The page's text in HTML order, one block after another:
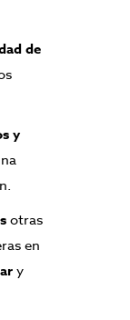
de
y
otras
en
y